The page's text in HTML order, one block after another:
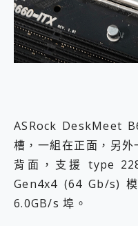
ASRock DeskMeet
槽，一組在正面，另
背面，支援 type
Gen4x4 (64 Gb/s)
6.0GB/s 埠。